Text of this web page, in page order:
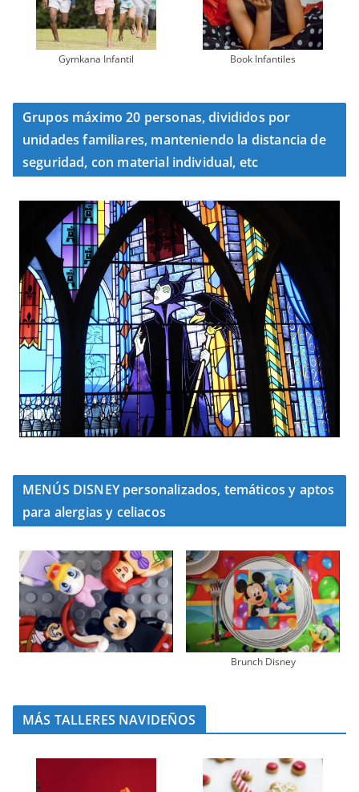
Gymkana Infantil Book Infantiles
Grupos máximo 20 personas, divididos por
unidades familiares, manteniendo la distancia de
seguridad, con material individual, etc
MENÚS DISNEY personalizados, temáticos y aptos
para alergias y celiacos
Brunch Disney
MÁS TALLERES NAVIDEÑOS